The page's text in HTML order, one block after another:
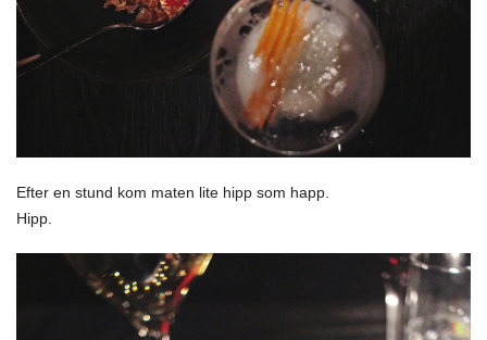
Efter en stund kom maten lite hipp som happ.
Hipp.